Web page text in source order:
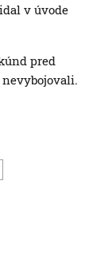
v úvode
pred